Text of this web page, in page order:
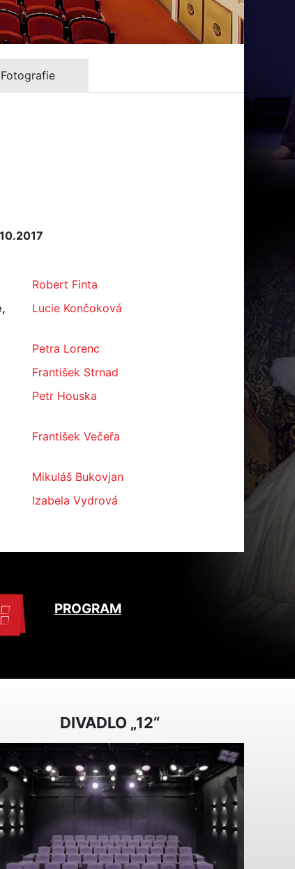
Fotografie
Robert Finta
Lucie Končoková
Petra Lorenc
František Strnad
Petr Houska
František Večeřa
Mikuláš Bukovjan
Izabela Vydrová
PROGRAM
DIVADLO „12“